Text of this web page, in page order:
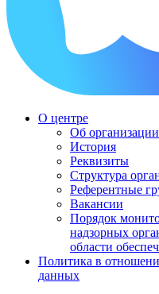
О центре
Об организации
История
Реквизиты
Структура
Референтные
Вакансии
Порядок
надзорных
области
Политика в
данных